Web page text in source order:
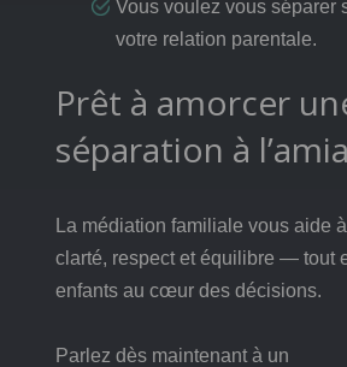
Vous voulez vous séparer
votre relation parentale.
Prêt à amorcer
séparation à
La médiation familiale vous aide
clarté, respect et équilibre — tout
enfants au cœur des décisions.
Parlez dès maintenant à un